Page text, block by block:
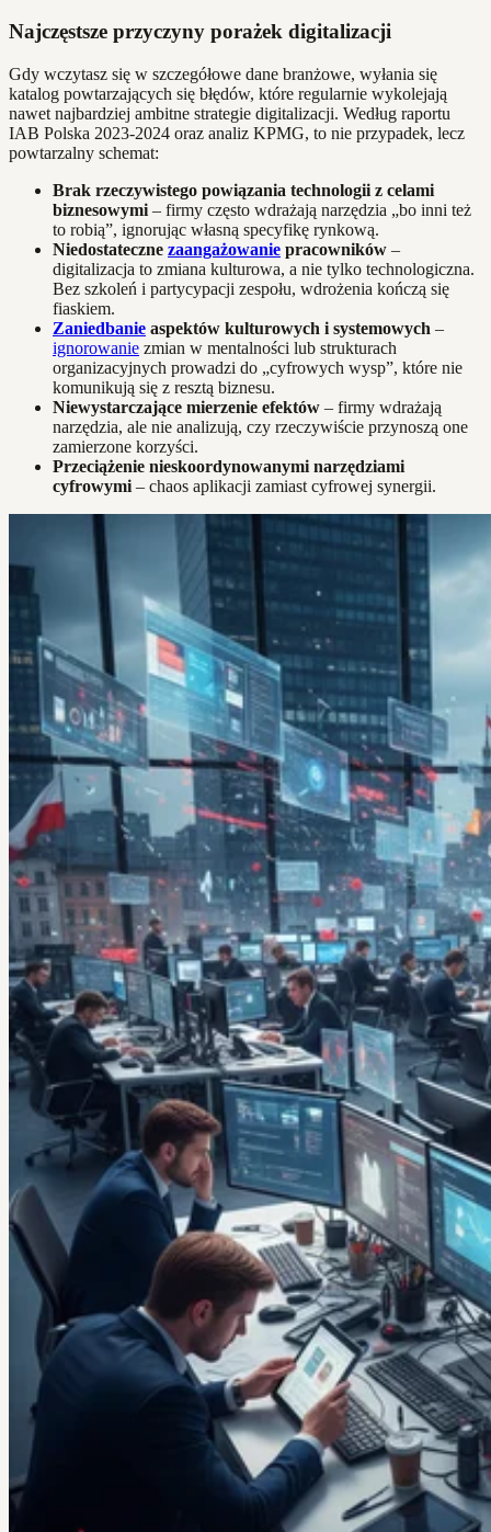
Najczęstsze przyczyny porażek digitalizacji
Gdy wczytasz się w szczegółowe dane branżowe, wyłania się
katalog powtarzających się błędów, które regularnie wykolejają
nawet najbardziej ambitne strategie digitalizacji. Według raportu
IAB Polska 2023-2024 oraz analiz KPMG, to nie przypadek, lecz
powtarzalny schemat:
Brak rzeczywistego powiązania technologii z celami
biznesowymi – firmy często wdrażają narzędzia „bo inni też
to robią”, ignorując własną specyfikę rynkową.
Niedostateczne zaangażowanie pracowników –
digitalizacja to zmiana kulturowa, a nie tylko technologiczna.
Bez szkoleń i partycypacji zespołu, wdrożenia kończą się
fiaskiem.
Zaniedbanie aspektów kulturowych i systemowych –
ignorowanie zmian w mentalności lub strukturach
organizacyjnych prowadzi do „cyfrowych wysp”, które nie
komunikują się z resztą biznesu.
Niewystarczające mierzenie efektów – firmy wdrażają
narzędzia, ale nie analizują, czy rzeczywiście przynoszą one
zamierzone korzyści.
Przeciążenie nieskoordynowanymi narzędziami
cyfrowymi – chaos aplikacji zamiast cyfrowej synergii.